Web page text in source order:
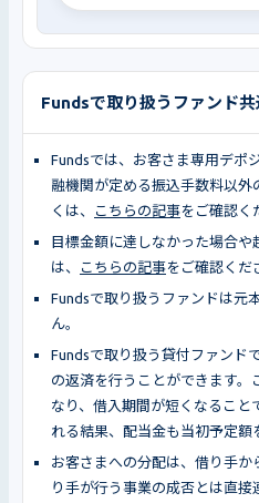
Fundsで取り扱うファンド
Fundsでは、お客さま専用デポ
融機関が定める振込手数料以
くは、
こちらの記事をご確認く
目標金額に達しなかった場合や
は、
こちらの記事をご確認くだ
Fundsで取り扱うファンドは元
ん。
Fundsで取り扱う貸付ファンド
の返済を行うことができます。
なり、借入期間が短くなること
れる結果、配当金も当初予定額
お客さまへの分配は、借り手
り手が行う事業の成否とは直